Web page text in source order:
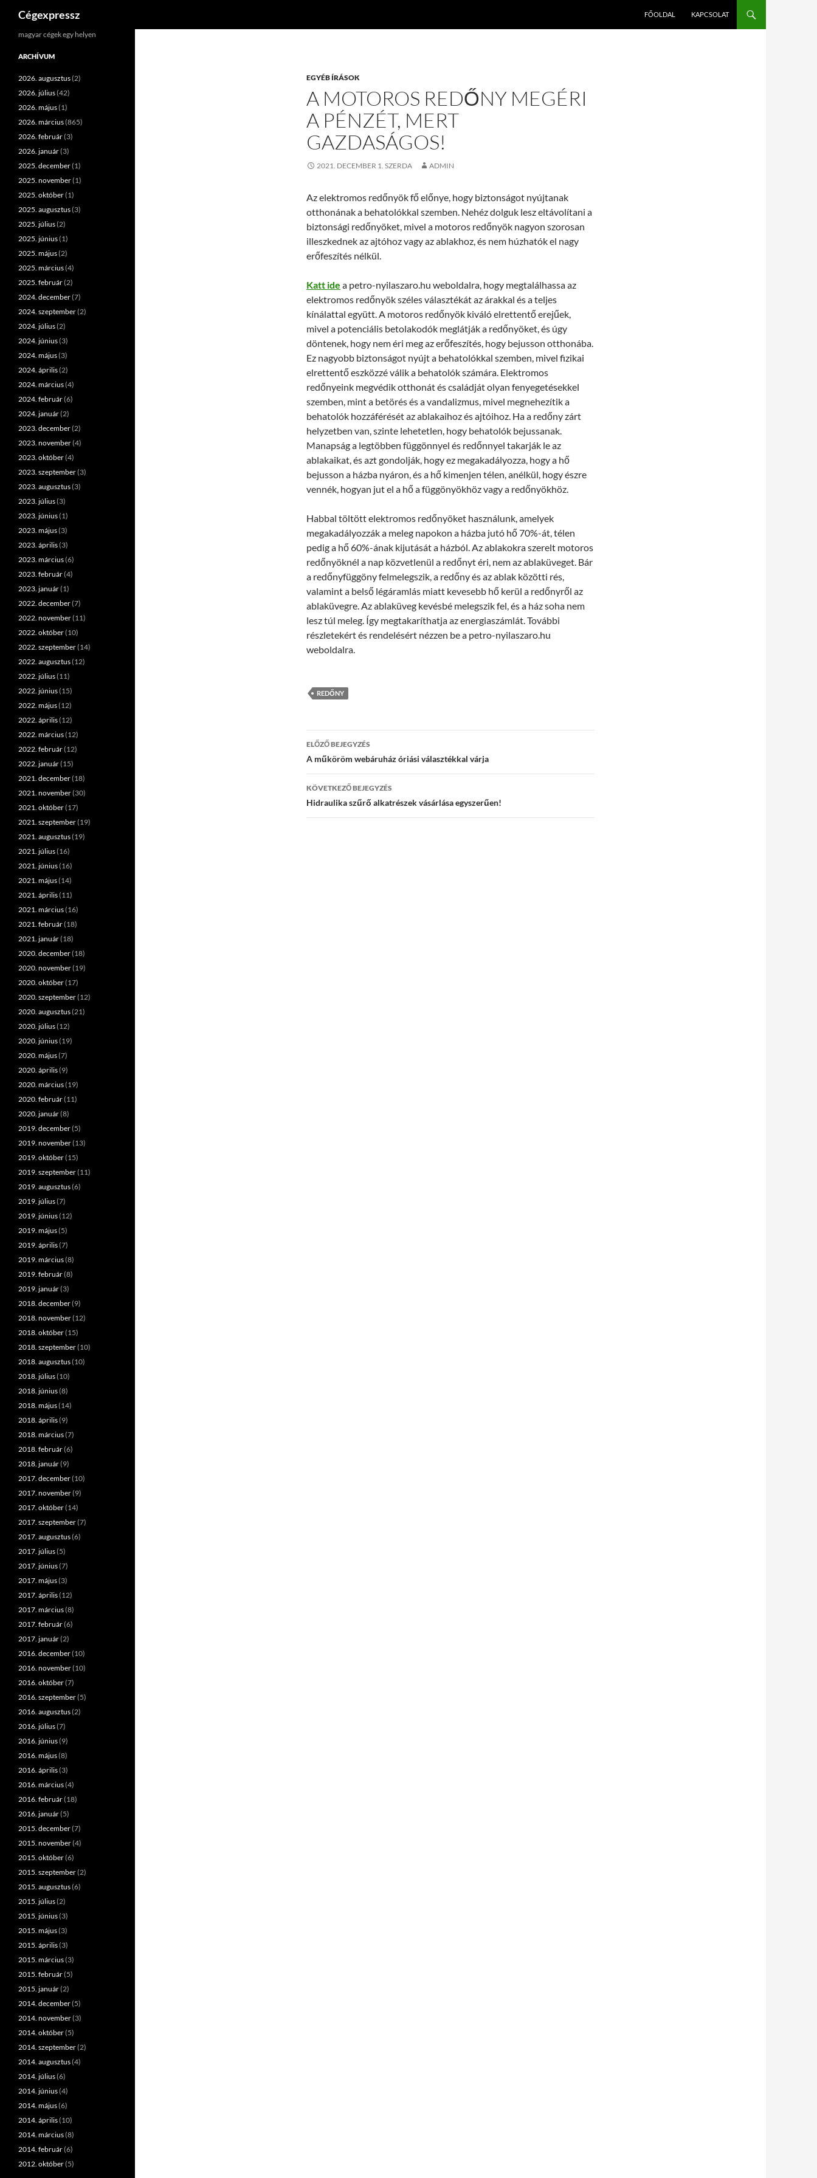
Kilépés
Cégexpressz FŐOLDAL KAPCSOLAT
EGYÉB ÍRÁSOK
A MOTOROS REDŐNY MEGÉRI
A PÉNZÉT, MERT
GAZDASÁGOS!
2021. DECEMBER 1. SZERDA ADMIN
Az elektromos redőnyök fő előnye, hogy biztonságot nyújtanak
otthonának a behatolókkal szemben. Nehéz dolguk lesz eltávolítani a
biztonsági redőnyöket, mivel a motoros redőnyök nagyon szorosan
illeszkednek az ajtóhoz vagy az ablakhoz, és nem húzhatók el nagy
erőfeszítés nélkül.
Katt ide a petro-nyilaszaro.hu weboldalra, hogy megtalálhassa az
elektromos redőnyök széles választékát az árakkal és a teljes
kínálattal együtt. A motoros redőnyök kiváló elrettentő erejűek,
mivel a potenciális betolakodók meglátják a redőnyöket, és úgy
döntenek, hogy nem éri meg az erőfeszítés, hogy bejusson otthonába.
Ez nagyobb biztonságot nyújt a behatolókkal szemben, mivel fizikai
elrettentő eszközzé válik a behatolók számára. Elektromos
redőnyeink megvédik otthonát és családját olyan fenyegetésekkel
szemben, mint a betörés és a vandalizmus, mivel megnehezítik a
behatolók hozzáférését az ablakaihoz és ajtóihoz. Ha a redőny zárt
helyzetben van, szinte lehetetlen, hogy behatolók bejussanak.
Manapság a legtöbben függönnyel és redőnnyel takarják le az
ablakaikat, és azt gondolják, hogy ez megakadályozza, hogy a hő
bejusson a házba nyáron, és a hő kimenjen télen, anélkül, hogy észre
vennék, hogyan jut el a hő a függönyökhöz vagy a redőnyökhöz.
Habbal töltött elektromos redőnyöket használunk, amelyek
megakadályozzák a meleg napokon a házba jutó hő 70%-át, télen
pedig a hő 60%-ának kijutását a házból. Az ablakokra szerelt motoros
redőnyöknél a nap közvetlenül a redőnyt éri, nem az ablaküveget. Bár
a redőnyfüggöny felmelegszik, a redőny és az ablak közötti rés,
valamint a belső légáramlás miatt kevesebb hő kerül a redőnyről az
ablaküvegre. Az ablaküveg kevésbé melegszik fel, és a ház soha nem
lesz túl meleg. Így megtakaríthatja az energiaszámlát. További
részletekért és rendelésért nézzen be a petro-nyilaszaro.hu
weboldalra.
REDŐNY
Bejegyzés
navigáció
ELŐZŐ BEJEGYZÉS
A műköröm webáruház óriási választékkal várja
KÖVETKEZŐ BEJEGYZÉS
Hidraulika szűrő alkatrészek vásárlása egyszerűen!
magyar cégek egy helyen
ARCHÍVUM
2026. augusztus(2)
2026. július(42)
2026. május(1)
2026. március(865)
2026. február(3)
2026. január(3)
2025. december(1)
2025. november(1)
2025. október(1)
2025. augusztus(3)
2025. július(2)
2025. június(1)
2025. május(2)
2025. március(4)
2025. február(2)
2024. december(7)
2024. szeptember(2)
2024. július(2)
2024. június(3)
2024. május(3)
2024. április(2)
2024. március(4)
2024. február(6)
2024. január(2)
2023. december(2)
2023. november(4)
2023. október(4)
2023. szeptember(3)
2023. augusztus(3)
2023. július(3)
2023. június(1)
2023. május(3)
2023. április(3)
2023. március(6)
2023. február(4)
2023. január(1)
2022. december(7)
2022. november(11)
2022. október(10)
2022. szeptember(14)
2022. augusztus(12)
2022. július(11)
2022. június(15)
2022. május(12)
2022. április(12)
2022. március(12)
2022. február(12)
2022. január(15)
2021. december(18)
2021. november(30)
2021. október(17)
2021. szeptember(19)
2021. augusztus(19)
2021. július(16)
2021. június(16)
2021. május(14)
2021. április(11)
2021. március(16)
2021. február(18)
2021. január(18)
2020. december(18)
2020. november(19)
2020. október(17)
2020. szeptember(12)
2020. augusztus(21)
2020. július(12)
2020. június(19)
2020. május(7)
2020. április(9)
2020. március(19)
2020. február(11)
2020. január(8)
2019. december(5)
2019. november(13)
2019. október(15)
2019. szeptember(11)
2019. augusztus(6)
2019. július(7)
2019. június(12)
2019. május(5)
2019. április(7)
2019. március(8)
2019. február(8)
2019. január(3)
2018. december(9)
2018. november(12)
2018. október(15)
2018. szeptember(10)
2018. augusztus(10)
2018. július(10)
2018. június(8)
2018. május(14)
2018. április(9)
2018. március(7)
2018. február(6)
2018. január(9)
2017. december(10)
2017. november(9)
2017. október(14)
2017. szeptember(7)
2017. augusztus(6)
2017. július(5)
2017. június(7)
2017. május(3)
2017. április(12)
2017. március(8)
2017. február(6)
2017. január(2)
2016. december(10)
2016. november(10)
2016. október(7)
2016. szeptember(5)
2016. augusztus(2)
2016. július(7)
2016. június(9)
2016. május(8)
2016. április(3)
2016. március(4)
2016. február(18)
2016. január(5)
2015. december(7)
2015. november(4)
2015. október(6)
2015. szeptember(2)
2015. augusztus(6)
2015. július(2)
2015. június(3)
2015. május(3)
2015. április(3)
2015. március(3)
2015. február(5)
2015. január(2)
2014. december(5)
2014. november(3)
2014. október(5)
2014. szeptember(2)
2014. augusztus(4)
2014. július(6)
2014. június(4)
2014. május(6)
2014. április(10)
2014. március(8)
2014. február(6)
2012. október(5)